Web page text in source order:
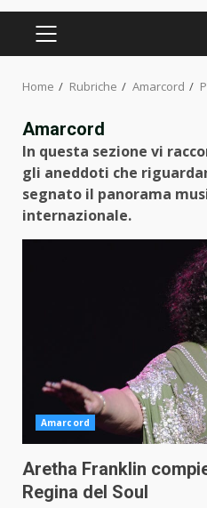
PRIMARY
Home Rubriche Amarcord
Amarcord
In questa sezione vi
gli aneddoti che
segnato il panorama
internazionale.
Amarcord
Aretha Franklin
Regina del Soul